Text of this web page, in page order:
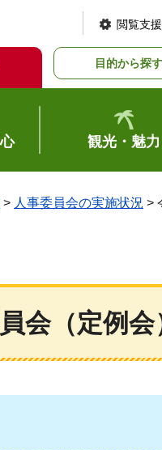
閲覧支
目的から探す
観光・魅力
> 人事委員会の実施状況 >
会（定例